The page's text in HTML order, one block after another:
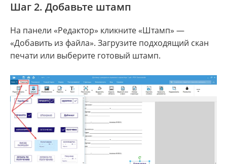
Шаг 2. Добавьте штамп
На панели «Редактор» кликните «Штамп» —
«Добавить из файла». Загрузите подходящий скан
печати или выберите готовый штамп.